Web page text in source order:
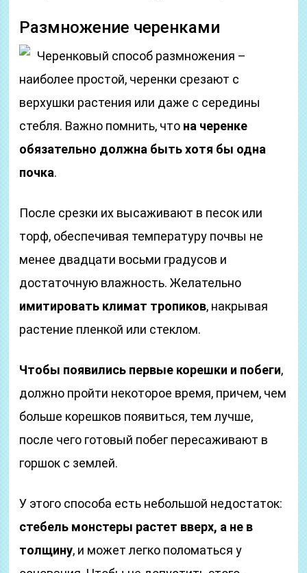
Размножение черенками
Черенковый способ размножения –
наиболее простой, черенки срезают с
верхушки растения или даже с середины
стебля. Важно помнить, что на черенке
обязательно должна быть хотя бы одна
почка.
После срезки их высаживают в песок или
торф, обеспечивая температуру почвы не
менее двадцати восьми градусов и
достаточную влажность. Желательно
имитировать климат тропиков, накрывая
растение пленкой или стеклом.
Чтобы появились первые корешки и побеги,
должно пройти некоторое время, причем, чем
больше корешков появиться, тем лучше,
после чего готовый побег пересаживают в
горшок с землей.
У этого способа есть небольшой недостаток:
стебель монстеры растет вверх, а не в
толщину, и может легко поломаться у